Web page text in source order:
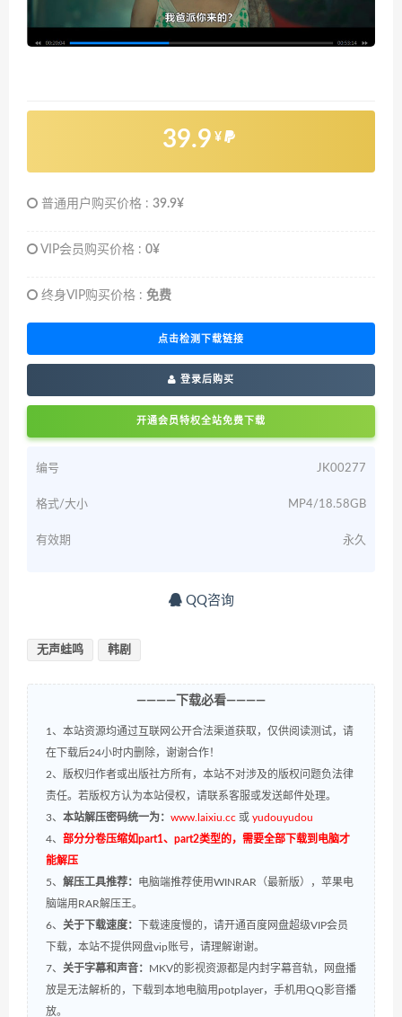
39.9 ¥
普通用户购买价格 : 39.9¥
VIP会员购买价格 : 0¥
终身VIP购买价格 : 免费
点击检测下载链接
登录后购买
开通会员特权全站免费下载
编号 JK00277
格式/大小 MP4/18.58GB
有效期 永久
QQ咨询
无声蛙鸣 韩剧
————下载必看————
1、本站资源均通过互联网公开合法渠道获取，仅供阅读测试，请
在下载后24小时内删除，谢谢合作！
2、版权归作者或出版社方所有，本站不对涉及的版权问题负法律
责任。若版权方认为本站侵权，请联系客服或发送邮件处理。
3、 本站解压密码统一为： www.laixiu.cc 或 yudouyudou
4、 部分分卷压缩如part1、part2类型的，需要全部下载到电脑才
能解压
5、 解压工具推荐： 电脑端推荐使用WINRAR（最新版），苹果电
脑端用RAR解压王。
6、 关于下载速度：
下载速度慢的，请开通百度网盘超级VIP会员
下载，本站不提供网盘vip账号，请理解谢谢。
7、 关于字幕和声音：
MKV的影视资源都是内封字幕音轨，网盘播
放是无法解析的，下载到本地电脑用potplayer，手机用QQ影音播
放。